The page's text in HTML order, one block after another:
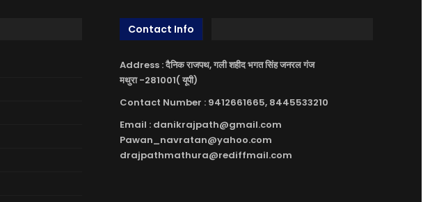
Contact Info
Address : दैनिक राजपथ, गली शहीद भगत सिंह जनरल गंज
मथुरा -281001( यूपी)
Contact Number : 9412661665, 8445533210
Email : danikrajpath@gmail.com
Pawan_navratan@yahoo.com
drajpathmathura@rediffmail.com